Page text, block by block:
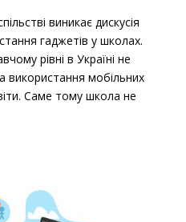
виникає дискусія
гаджетів у школах.
рівні в Україні не
використання мобільних
Саме тому школа не